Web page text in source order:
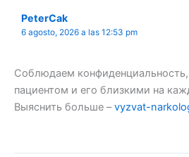
PeterCak
6 agosto, 2026 a las 12:53 pm
Соблюдаем
пациентом и его близкими на
Выяснить больше –vyzvat-